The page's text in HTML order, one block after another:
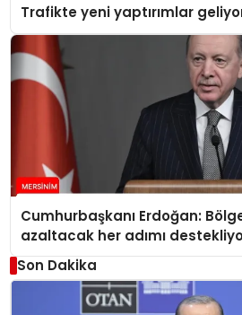
Trafikte yeni yaptırımlar
Cumhurbaşkanı Erdoğan:
azaltacak her adımı
Son Dakika